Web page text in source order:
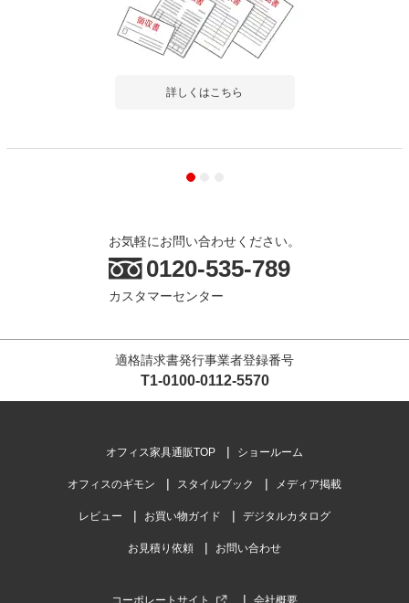
詳しくはこちら
お気軽にお問い合わせください。
0120-535-789
カスタマーセンター
適格請求書発行事業者登録番号
T1-0100-0112-5570
オフィス家具通販TOP ショールーム
オフィスのギモン スタイルブック メディア掲載
レビュー お買い物ガイド デジタルカタログ
お見積り依頼 お問い合わせ
コーポレートサイト 会社概要